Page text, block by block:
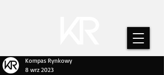
Kompas Rynkowy
8 wrz 2023